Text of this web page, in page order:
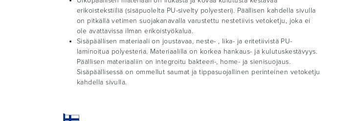
erikoistekstiiliä (sisäpuolelta PU-sivelty polyesteri). Päällisen kahdella sivulla
on pitkällä vetimen suojakanavalla varustettu nestetiivis vetoketju, joka ei
ole avattavissa ilman erikoistyökalua.
Sisäpäällisen materiaali on joustavaa, neste- , lika- ja eritetiivistä PU-
laminoitua polyesteria. Materiaalilla on korkea hankaus- ja kulutuskestävyys.
Päällisen materiaaliin on integroitu bakteeri-, home- ja sienisuojaus.
Sisäpäällisessä on ommellut saumat ja tippasuojallinen perinteinen vetoketju
kahdella sivulla.